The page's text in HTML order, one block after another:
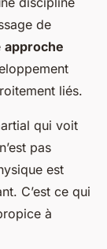
de
approche
liés.
qui voit
pas
est
C’est ce qui
à